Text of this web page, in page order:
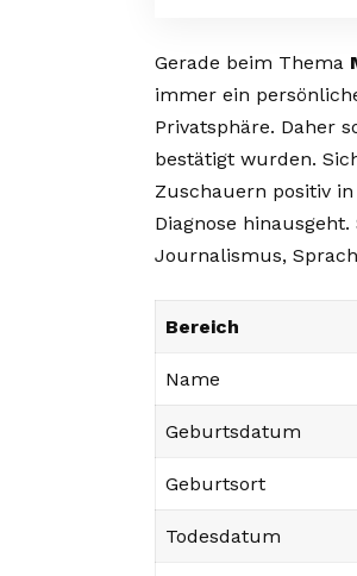
Gerade beim Thema
immer ein
Privatsphäre. Daher
bestätigt wurden.
Zuschauern positiv
Diagnose
Journalismus,
Bereich
Name
Geburtsdatum
Geburtsort
Todesdatum